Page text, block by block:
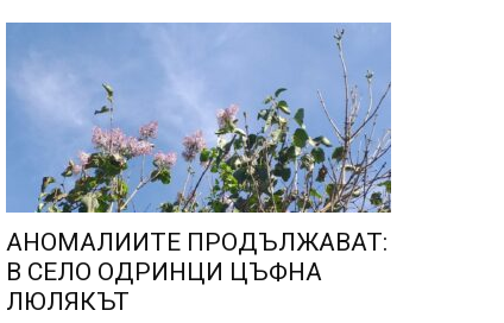
АНОМАЛИИТЕ ПРОДЪЛЖАВАТ:
В СЕЛО ОДРИНЦИ ЦЪФНА
ЛЮЛЯКЪТ